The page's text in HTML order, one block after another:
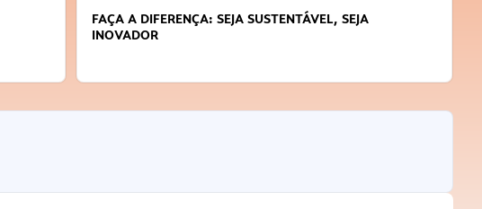
FAÇA A DIFERENÇA: SEJA SUSTENTÁVEL, SEJA
INOVADOR